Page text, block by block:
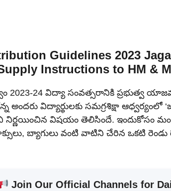
Guidelines 2023
Instructions to HM &
2023-24 విద్యా సంవత్సరానికి
అందరు విద్యార్థులకు సమగ్రశిక్షా ఆధ్వర్యంలో
విషయం తెలిసిందే. ఇందుకోసం
బ్యాగులు వంటి వాటిని చేరిన ఒకటి రెండు
Join Our Official Channels for